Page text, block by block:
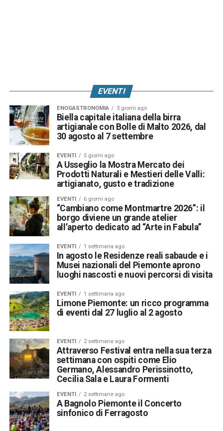
EVENTI
ENOGASTRONOMIA 3 giorni ago
Biella capitale italiana della birra
artigianale con Bolle di Malto 2026, dal
30 agosto al 7 settembre
EVENTI 5 giorni ago
A Usseglio la Mostra Mercato dei
Prodotti Naturali e Mestieri delle Valli:
artigianato, gusto e tradizione
EVENTI 6 giorni ago
“Cambiano come Montmartre 2026”: il
borgo diviene un grande atelier
all’aperto dedicato ad “Arte in Fabula”
EVENTI 1 settimana ago
In agosto le Residenze reali sabaude e i
Musei nazionali del Piemonte aprono
luoghi nascosti e nuovi percorsi di visita
EVENTI 1 settimana ago
Limone Piemonte: un ricco programma
di eventi dal 27 luglio al 2 agosto
EVENTI 2 settimane ago
Attraverso Festival entra nella sua terza
settimana con ospiti come Elio
Germano, Alessandro Perissinotto,
Cecilia Sala e Laura Formenti
EVENTI 2 settimane ago
A Bagnolo Piemonte il Concerto
sinfonico di Ferragosto